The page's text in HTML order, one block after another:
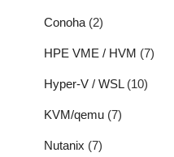
Conoha (2)
HPE VME / HVM (7)
Hyper-V / WSL(10)
KVM/qemu (7)
Nutanix (7)